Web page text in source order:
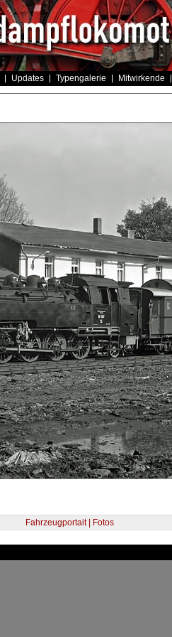
Updates Typengalerie Mitwirkende
Fahrzeugportait | Fotos